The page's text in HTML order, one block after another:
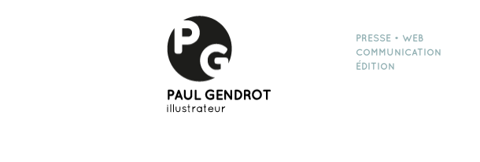
PRESSE • WEB
COMMUNICATION
ÉDITION